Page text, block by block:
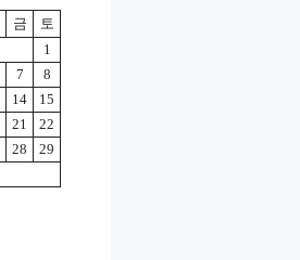
금
토
1
7
8
14
15
21
22
28
29